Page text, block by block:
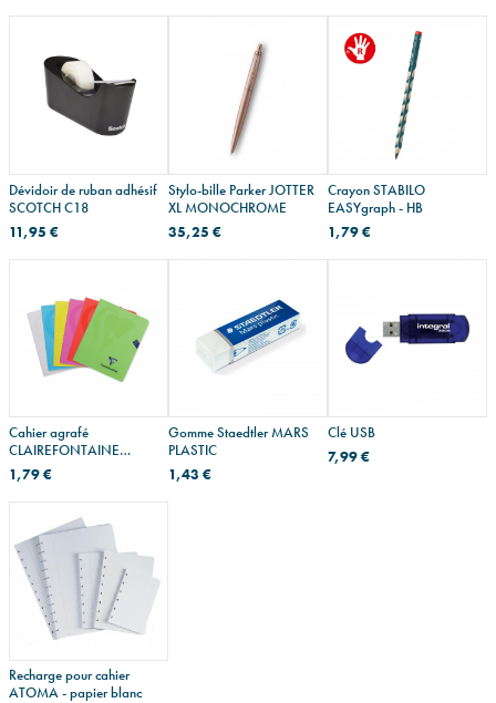
Dévidoir de ruban adhésif
SCOTCH C18
11,95 €
Stylo-bille Parker JOTTER
XL MONOCHROME
35,25 €
Crayon STABILO
EASYgraph - HB
1,79 €
Cahier agrafé
CLAIREFONTAINE
MIMESYS
1,79 €
Gomme Staedtler MARS
PLASTIC
1,43 €
Clé USB
7,99 €
Recharge pour cahier
ATOMA - papier blanc